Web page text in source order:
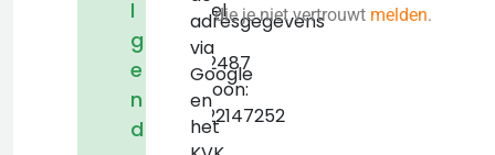
l
g
e
n
d
Henxel
KVK:
09142487
Telefoon:
+31622147252
adresgegevens
via
Google
en
het
die je niet vertrouwt melden.